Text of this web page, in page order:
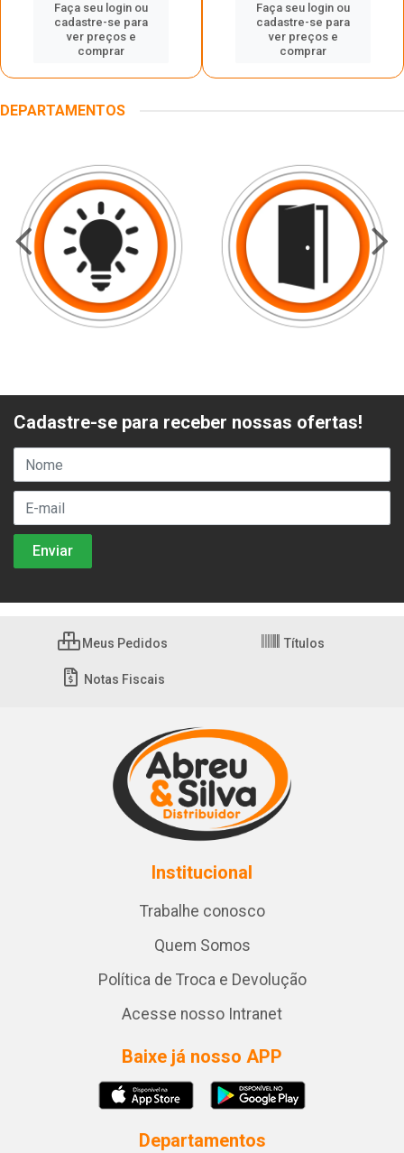
Faça seu login ou
cadastre-se para
ver preços e
comprar
Faça seu login ou
cadastre-se para
ver preços e
comprar
DEPARTAMENTOS
Cadastre-se para receber nossas ofertas!
Meus Pedidos Títulos
Notas Fiscais
Institucional
Trabalhe conosco
Quem Somos
Política de Troca e Devolução
Acesse nosso Intranet
Baixe já nosso APP
Departamentos